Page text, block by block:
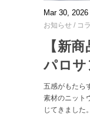
Mar 30, 2026
お知らせ / コ
【新
パロサ
五感がもたら
素材のニット
じてきました